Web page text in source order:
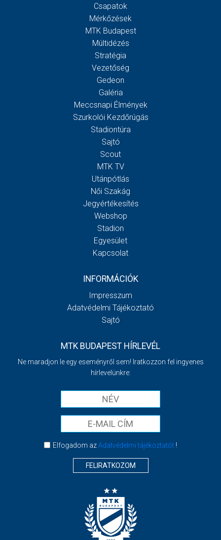
Csapatok
Mérkőzések
MTK Budapest
Múltidézés
Stratégia
Vezetőség
Gedeon
Galéria
Meccsnapi Élmények
Szurkolói Kezdőrúgás
Stadiontúra
Sajtó
Scout
MTK TV
Utánpótlás
Női Szakág
Jegyértékesítés
Webshop
Stadion
Egyesület
Kapcsolat
INFORMÁCIÓK
Impresszum
Adatvédelmi Tájékoztató
Sajtó
MTK BUDAPEST HÍRLEVÉL
Ne maradjon le egy eseményről sem! Iratkozzon fel ingyenes
hírlevelünkre:
Elfogadom azAdatvédelmi tájékoztatót!
FELIRATKOZOM